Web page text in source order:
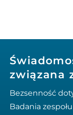
związana
Bezsenność
Badania